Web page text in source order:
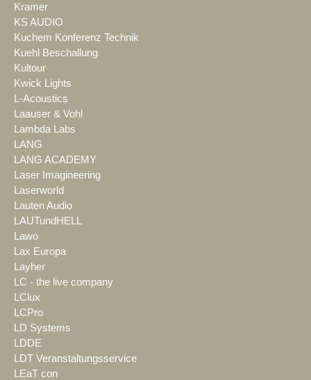
Kramer
KS AUDIO
Kuchem Konferenz Technik
Kuehl Beschallung
Kultour
Kwick Lights
L-Acoustics
Laauser & Vohl
Lambda Labs
LANG
LANG ACADEMY
Laser Imagineering
Laserworld
Lauten Audio
LAUTundHELL
Lawo
Lax Europa
Layher
LC - the live company
LClux
LCPro
LD Systems
LDDE
LDT Veranstaltungsservice
LEaT con